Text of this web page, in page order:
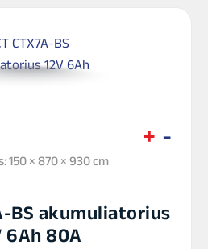
150 × 870 × 930 cm
BS akumuliatorius
6Ah 80A